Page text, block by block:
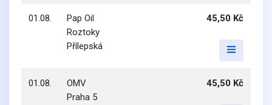
01.08.
Pap Oil
Roztoky
Přílepská
45,50 Kč
01.08.
OMV
Praha 5
45,50 Kč